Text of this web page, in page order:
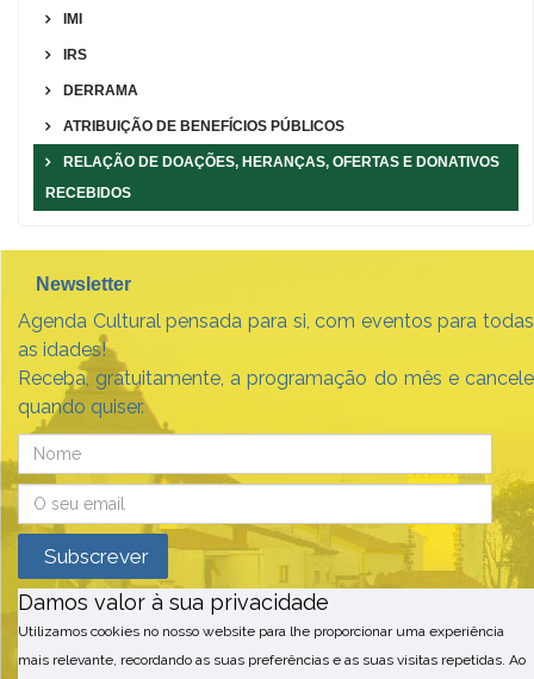
IMI
IRS
DERRAMA
ATRIBUIÇÃO DE BENEFÍCIOS PÚBLICOS
RELAÇÃO DE DOAÇÕES, HERANÇAS, OFERTAS E DONATIVOS
RECEBIDOS
Newsletter
Agenda Cultural pensada para si, com eventos para todas
as idades!
Receba, gratuitamente, a programação do mês e cancele
quando quiser.
Damos valor à sua privacidade
Utilizamos cookies no nosso website para lhe proporcionar uma experiência
mais relevante, recordando as suas preferências e as suas visitas repetidas. Ao